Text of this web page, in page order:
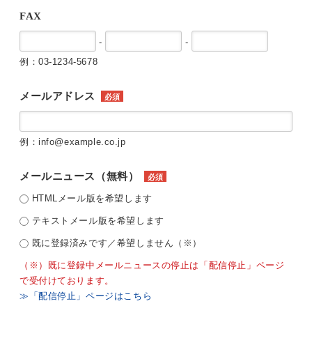
FAX
-
-
例：03-1234-5678
メールアドレス 必須
例：info@example.co.jp
メールニュース（無料） 必須
HTMLメール版を希望します
テキストメール版を希望します
既に登録済みです／希望しません（※）
（※）既に登録中メールニュースの停止は「配信停止」ページ
で受付けております。
≫「配信停止」ページはこちら